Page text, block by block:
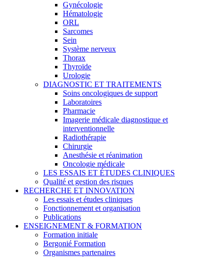
Gynécologie
Hématologie
ORL
Sarcomes
Sein
Système nerveux
Thorax
Thyroïde
Urologie
DIAGNOSTIC ET TRAITEMENTS
Soins oncologiques de support
Laboratoires
Pharmacie
Imagerie médicale diagnostique et
interventionnelle
Radiothérapie
Chirurgie
Anesthésie et réanimation
Oncologie médicale
LES ESSAIS ET ÉTUDES CLINIQUES
Qualité et gestion des risques
RECHERCHE ET INNOVATION
Les essais et études cliniques
Fonctionnement et organisation
Publications
ENSEIGNEMENT & FORMATION
Formation initiale
Bergonié Formation
Organismes partenaires